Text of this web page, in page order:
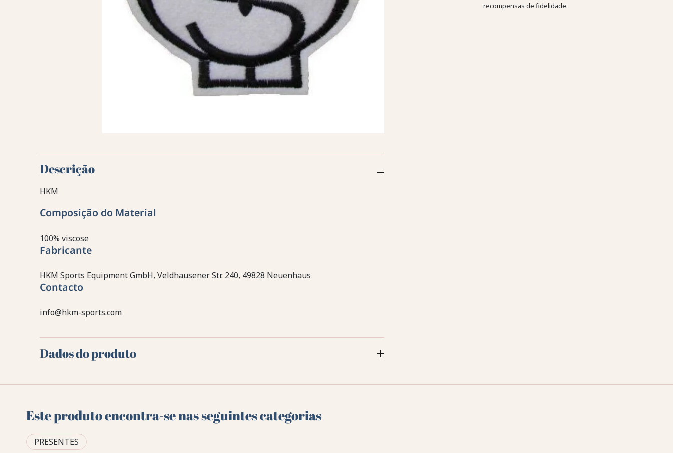
recompensas de fidelidade.
Descrição
HKM
Composição do Material
100% viscose
Fabricante
HKM Sports Equipment GmbH, Veldhausener Str. 240, 49828 Neuenhaus
Contacto
info@hkm-sports.com
Dados do produto
Este produto encontra-se nas seguintes categorias
PRESENTES